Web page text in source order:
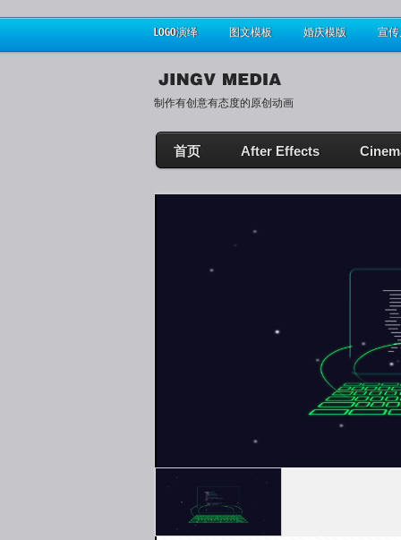
LOGO演绎 图文模板 婚庆模版 宣
制作有创意有态度的原创动画
首页 After Effects